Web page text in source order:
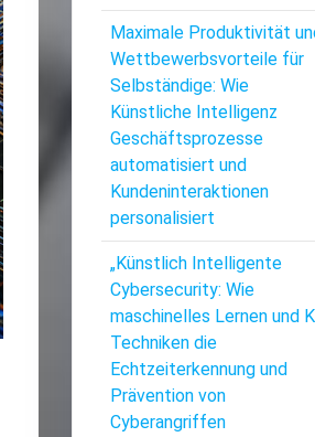
Maximale Produktivität
Wettbewerbsvorteile für
Selbständige: Wie
Künstliche Intelligenz
Geschäftsprozesse
automatisiert und
Kundeninteraktionen
personalisiert
„Künstlich Intelligente
Cybersecurity: Wie
maschinelles Lernen und
Techniken die
Echtzeiterkennung und
Prävention von
Cyberangriffen